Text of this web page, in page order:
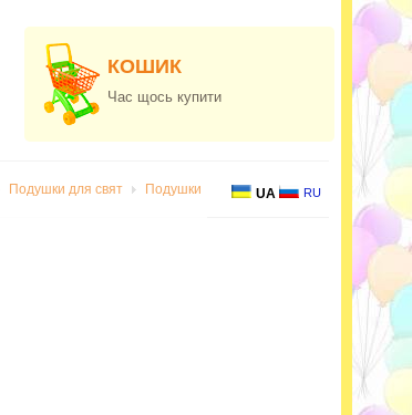
КОШИК
Час щось купити
Подушки для свят
Подушки
UA RU